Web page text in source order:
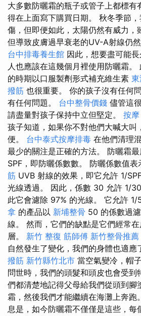
大多數防曬霜的瓶子或管子上都標有
得在上面寫下購買日期。 秋冬季節
傷，但即便如此，太陽仍然有威力，
但導致皮膚過早衰老的UV-A射線仍然
台中排毒養生館 因此，想要盡可能
人也應該在這幾個月裡使用防曬霜。
的時期以口服製劑形式補充維生素
撥筋 也很重要。 你的孩子沒有任何
有任何問題。 台中整骨價錢 儘管這
請盡量對孩子保持中立但堅定。 按摩
孩子知道，如果你不對他們大喊大叫
便。 台中泰式按摩排毒 在他們清理
最少的關注是正確的方法。 防曬霜
SPF，即防曬係數數。 防曬係數值
筋 UVB 射線的效果，即它允許 1/
光線透過。 因此，係數 30 允許 1/
此它會濾除 97% 的光線。 它允許 1/
拿 的產品以 新埔整骨 50 的係數過
線。 然而，它們的缺點是它們經常
層。 新竹 整復 筋師傅 新竹整骨推薦
自然發生了變化，我們的身體也適應
撥筋 新竹縣竹北市 當空氣變冷，帽
問世時，我們的頭髮和頭皮也會受到
們都清楚地記得父母給我們從頭到腳
霜，然後我們才能繼續在海灘上奔跑
息是，如今防曬霜不僅僅是這些，每